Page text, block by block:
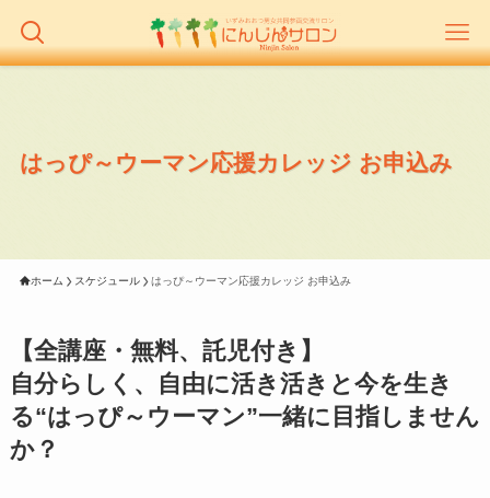
はっぴ～ウーマン応援カレッジ お申込み
ホーム スケジュール はっぴ～ウーマン応援カレッジ お申込み
【全講座・無料、託児付き】
自分らしく、自由に活き活きと今を生き
る“はっぴ～ウーマン”一緒に目指しません
か？